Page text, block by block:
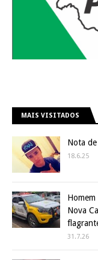
MAIS VISITADOS
Nota
18.6.25
Nova
31.7.26